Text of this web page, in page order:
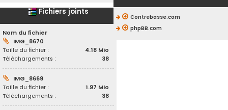
Fichiers joints
Nom du fichier
IMG_8670
Taille du fichier :
4.18 Mio
Téléchargements :
38
IMG_8669
Taille du fichier :
1.97 Mio
Téléchargements :
38
Contrebasse.com
phpBB.com